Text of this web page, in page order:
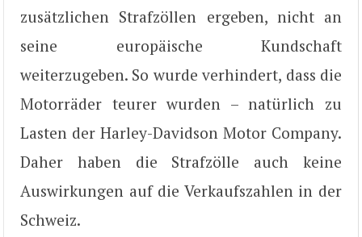
zusätzlichen Strafzöllen ergeben, nicht an
seine europäische Kundschaft
weiterzugeben. So wurde verhindert, dass die
Motorräder teurer wurden – natürlich zu
Lasten der Harley-Davidson Motor Company.
Daher haben die Strafzölle auch keine
Auswirkungen auf die Verkaufszahlen in der
Schweiz.